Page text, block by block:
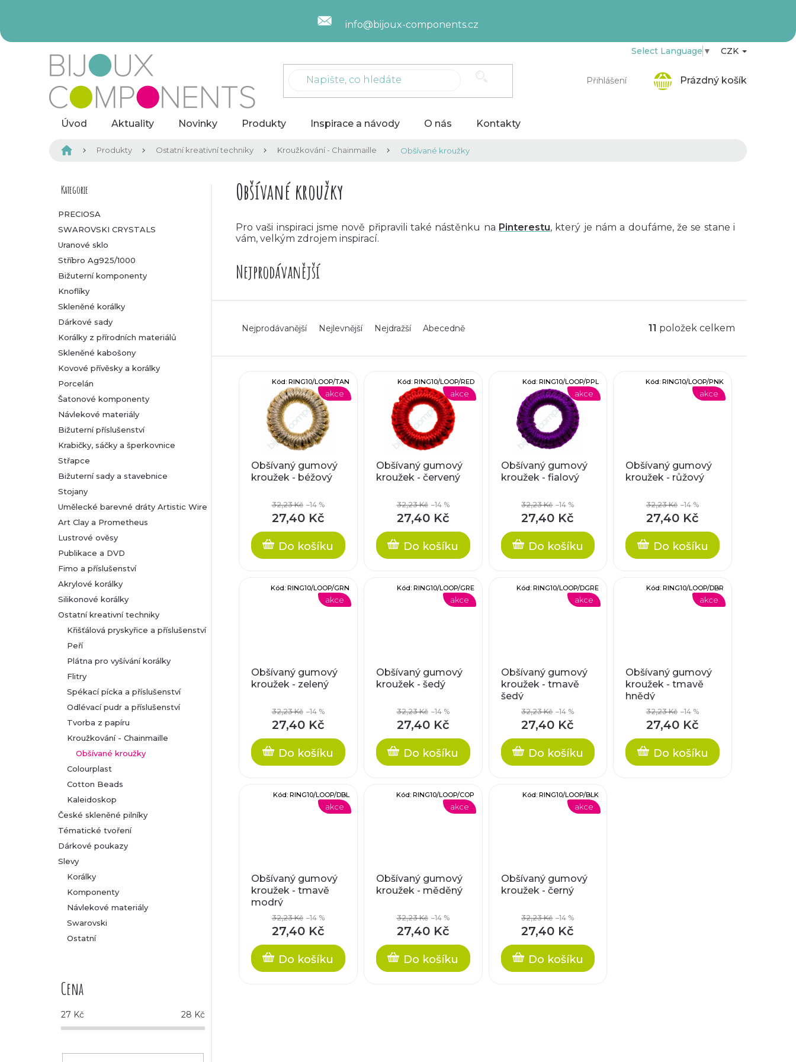
info@bijoux-components.cz
Přihlášení
Select Language ▼ CZK
Prázdný košík
Úvod Aktuality Novinky Produkty Inspirace a návody O nás Kontakty
Domů Produkty Ostatní kreativní techniky Kroužkování - Chainmaille Obšívané kroužky
P
o
s
t
r
a
n
n
í
p
a
n
e
l
Přeskočit
Kategorie
PRECIOSA
SWAROVSKI CRYSTALS
Uranové sklo
Stříbro Ag925/1000
Bižuterní komponenty
Knoflíky
Skleněné korálky
Dárkové sady
Korálky z přírodních materiálů
Skleněné kabošony
Kovové přívěsky a korálky
Porcelán
Šatonové komponenty
Návlekové materiály
Bižuterní příslušenství
Krabičky, sáčky a šperkovnice
Střapce
Bižuterní sady a stavebnice
Stojany
Umělecké barevné dráty Artistic Wire
Art Clay a Prometheus
Lustrové ověsy
Publikace a DVD
Fimo a příslušenství
Akrylové korálky
Silikonové korálky
Ostatní kreativní techniky
Křišťálová pryskyřice a příslušenství
Peří
Plátna pro vyšívání korálky
Flitry
Spékací pícka a příslušenství
Odlévací pudr a příslušenství
Tvorba z papíru
Kroužkování - Chainmaille
Obšívané kroužky
Colourplast
Cotton Beads
Kaleidoskop
České skleněné pilníky
Tématické tvoření
Dárkové poukazy
Slevy
Korálky
Komponenty
Návlekové materiály
Swarovski
Ostatní
Cena
27 Kč 28 Kč
Obšívané kroužky
Pro vaši inspiraci jsme nově připravili také nástěnku na Pinterestu, který je nám a doufáme, že se stane i
vám, velkým zdrojem inspirací.
Nejprodávanější
Nejprodávanější Nejlevnější Nejdražší Abecedně 11 položek celkem
akce
Obšívaný gumový
kroužek - béžový
32,23 Kč –14 %
27,40 Kč
Do košíku
Kód: RING10/LOOP/TAN
akce
Obšívaný gumový
kroužek - červený
32,23 Kč –14 %
27,40 Kč
Do košíku
Kód: RING10/LOOP/RED
akce
Obšívaný gumový
kroužek - fialový
32,23 Kč –14 %
27,40 Kč
Do košíku
Kód:RING10/LOOP/PPL
akce
Obšívaný gumový
kroužek - růžový
32,23 Kč –14 %
27,40 Kč
Do košíku
Kód: RING10/LOOP/PNK
akce
Obšívaný gumový
kroužek - zelený
32,23 Kč –14 %
27,40 Kč
Do košíku
Kód: RING10/LOOP/GRN
akce
Obšívaný gumový
kroužek - šedý
32,23 Kč –14 %
27,40 Kč
Do košíku
Kód: RING10/LOOP/GRE
akce
Obšívaný gumový
kroužek - tmavě
šedý
32,23 Kč –14 %
27,40 Kč
Do košíku
Kód:RING10/LOOP/DGRE
akce
Obšívaný gumový
kroužek - tmavě
hnědý
32,23 Kč –14 %
27,40 Kč
Do košíku
Kód: RING10/LOOP/DBR
akce
Obšívaný gumový
kroužek - tmavě
modrý
32,23 Kč –14 %
27,40 Kč
Do košíku
Kód: RING10/LOOP/DBL
akce
Obšívaný gumový
kroužek - měděný
32,23 Kč –14 %
27,40 Kč
Do košíku
Kód: RING10/LOOP/COP
akce
Obšívaný gumový
kroužek - černý
32,23 Kč –14 %
27,40 Kč
Do košíku
Kód:RING10/LOOP/BLK